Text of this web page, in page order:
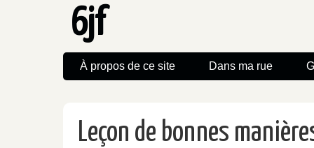
6jf
À propos de ce site Dans ma rue
Leçon de bonnes